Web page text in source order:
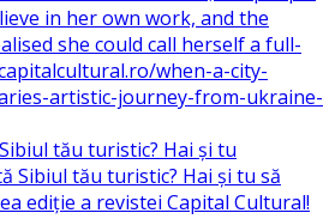
tău turistic? Hai și tu